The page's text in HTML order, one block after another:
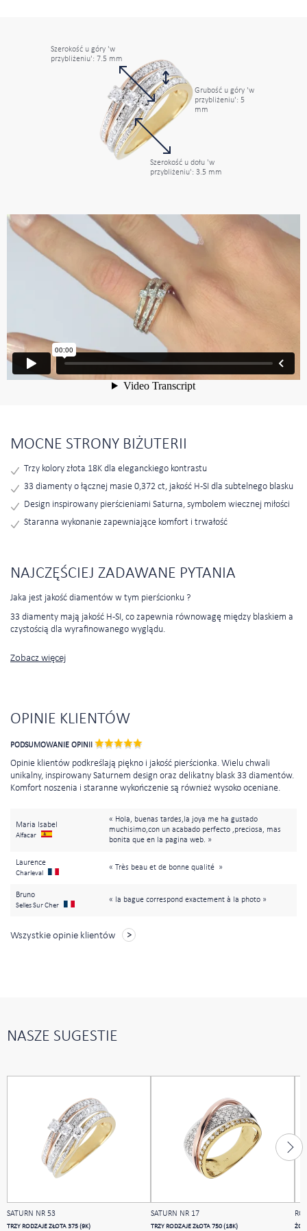
Szerokość u góry 'w
przybliżeniu': 7.5 mm
Grubość u góry 'w
przybliżeniu': 5
mm
Szerokość u dołu 'w
przybliżeniu': 3.5 mm
MOCNE STRONY BIŻUTERII
Trzy kolory złota 18K dla eleganckiego kontrastu
33 diamenty o łącznej masie 0,372 ct, jakość H-SI dla subtelnego blasku
Design inspirowany pierścieniami Saturna, symbolem wiecznej miłości
Staranna wykonanie zapewniające komfort i trwałość
NAJCZĘŚCIEJ ZADAWANE PYTANIA
Jaka jest jakość diamentów w tym pierścionku ?
33 diamenty mają jakość H-SI, co zapewnia równowagę między blaskiem a
czystością dla wyrafinowanego wyglądu.
Zobacz więcej
OPINIE KLIENTÓW
PODSUMOWANIE OPINII
Opinie klientów podkreślają piękno i jakość pierścionka. Wielu chwali
unikalny, inspirowany Saturnem design oraz delikatny blask 33 diamentów.
Komfort noszenia i staranne wykończenie są również wysoko oceniane.
Maria Isabel
Alfacar
« Hola, buenas tardes,la joya me ha gustado
muchisimo,con un acabado perfecto ,preciosa, mas
bonita que en la pagina web. »
Laurence
Charleval
« Très beau et de bonne qualité »
Bruno
Selles Sur Cher
« la bague correspond exactement à la photo »
Wszystkie opinie klientów
NASZE SUGESTIE
SATURN NR 53
TRZY RODZAJE ZŁOTA 375 (9K)
SATURN NR 17
TRZY RODZAJE ZŁOTA 750 (18K)